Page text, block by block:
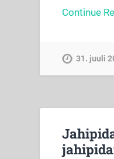
Continue
31. juuli